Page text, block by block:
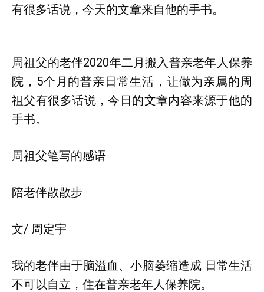
有很多话说，今天的文章来自他的手书。
周祖父的老伴2020年二月搬入普亲老年人保养
院，5个月的普亲日常生活，让做为亲属的周
祖父有很多话说，今日的文章内容来源于他的
手书。
周祖父笔写的感语
陪老伴散散步
文/ 周定宇
我的老伴由于脑溢血、小脑萎缩造成 日常生活
不可以自立，住在普亲老年人保养院。